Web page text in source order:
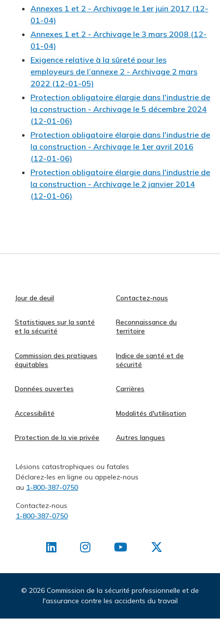
Annexes 1 et 2 - Archivage le 1er juin 2017 (12-
01-04)
Annexes 1 et 2 - Archivage le 3 mars 2008 (12-
01-04)
Exigence relative à la sûreté pour les
employeurs de l’annexe 2 - Archivage 2 mars
2022 (12-01-05)
Protection obligatoire élargie dans l'industrie de
la construction - Archivage le 5 décembre 2024
(12-01-06)
Protection obligatoire élargie dans l'industrie de
la construction - Archivage le 1er avril 2016
(12-01-06)
Protection obligatoire élargie dans l'industrie de
la construction - Archivage le 2 janvier 2014
(12-01-06)
Jour de deuil Contactez-nous
Statistiques sur la santé
et la sécurité
Reconnaissance du
territoire
Commission des pratiques
équitables
Indice de santé et de
sécurité
Données ouvertes Carrières
Accessibilité Modalités d'utilisation
Protection de la vie privée Autres langues
Lésions catastrophiques ou fatales
Déclarez-les en ligne ou appelez-nous
au 1-800-387-0750
Contactez-nous
1-800-387-0750
© 2026 Commission de la sécurité professionnelle et de
l'assurance contre les accidents du travail